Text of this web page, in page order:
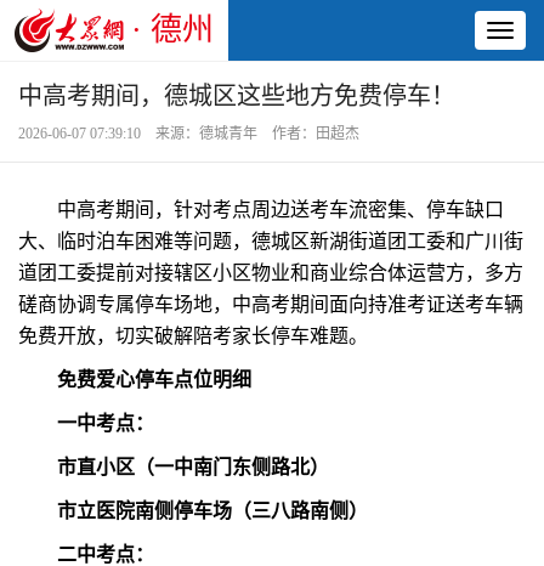
· 德州
中高考期间，德城区这些地方免费停车！
2026-06-07 07:39:10 来源：德城青年 作者：田超杰
中高考期间，针对考点周边送考车流密集、停车缺口
大、临时泊车困难等问题，德城区新湖街道团工委和广川街
道团工委提前对接辖区小区物业和商业综合体运营方，多方
磋商协调专属停车场地，中高考期间面向持准考证送考车辆
免费开放，切实破解陪考家长停车难题。
免费爱心停车点位明细
一中考点：
市直小区（一中南门东侧路北）
市立医院南侧停车场（三八路南侧）
二中考点：